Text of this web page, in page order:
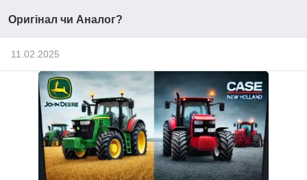
Оригінал чи Аналог?
11.02.2025